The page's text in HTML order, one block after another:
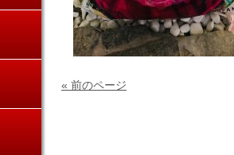
« 前のページ